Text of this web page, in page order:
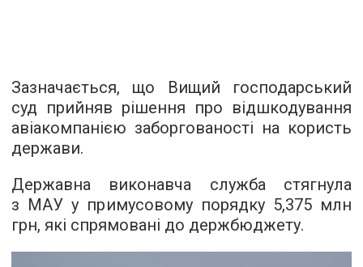
Зазначається, що Вищий господарський
суд прийняв рішення про відшкодування
авіакомпанією заборгованості на користь
держави.
Державна виконавча служба стягнула
з МАУ у примусовому порядку 5,375 млн
грн, які спрямовані до держбюджету.